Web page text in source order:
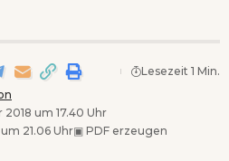
um 17.40 Uhr
21.06 Uhr▣ PDF erzeugen
Lesezeit 1 Min.